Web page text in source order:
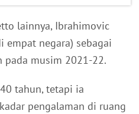
lainnya, Ibrahimovic
empat negara) sebagai
pada musim 2021-22.
tahun, tetapi ia
pengalaman di ruang